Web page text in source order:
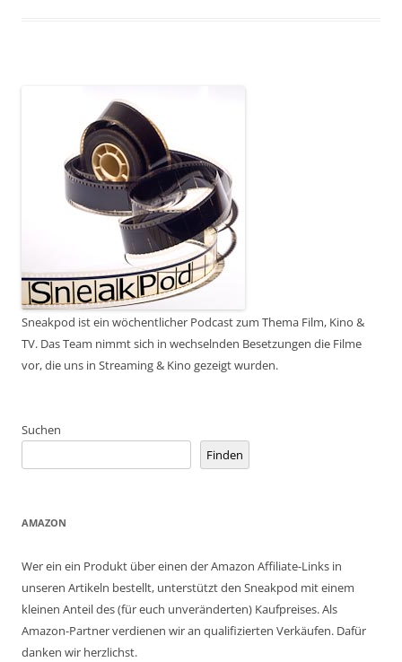
Sneakpod ist ein wöchentlicher Podcast zum Thema Film, Kino &
TV. Das Team nimmt sich in wechselnden Besetzungen die Filme
vor, die uns in Streaming & Kino gezeigt wurden.
Suchen
Finden
AMAZON
Wer ein ein Produkt über einen der Amazon Affiliate-Links in
unseren Artikeln bestellt, unterstützt den Sneakpod mit einem
kleinen Anteil des (für euch unveränderten) Kaufpreises. Als
Amazon-Partner verdienen wir an qualifizierten Verkäufen. Dafür
danken wir herzlichst.